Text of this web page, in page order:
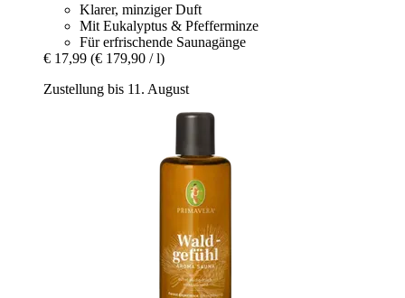
Klarer, minziger Duft
Mit Eukalyptus & Pfefferminze
Für erfrischende Saunagänge
€ 17,99 (€ 179,90 / l)
Zustellung bis 11. August